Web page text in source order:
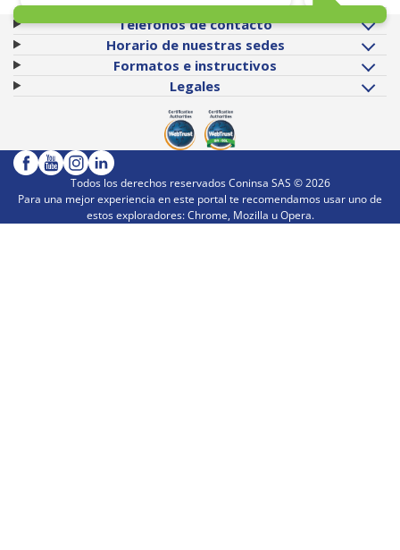
Teléfonos de contacto
Horario de nuestras sedes
Formatos e instructivos
Legales
Todos los derechos reservados Coninsa SAS ©2026
Para una mejor experiencia en este portal te recomendamos usar uno de
estos exploradores: Chrome, Mozilla u Opera.